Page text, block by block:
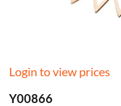
Login to view prices
Y00866